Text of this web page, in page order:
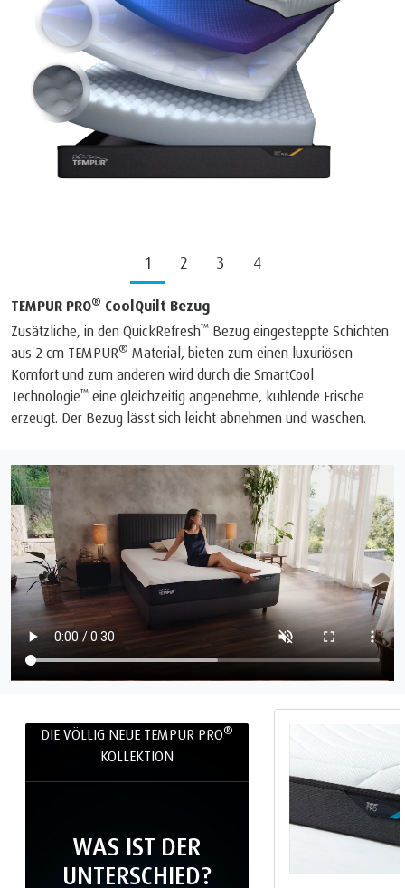
1 2 3 4
TEMPUR PRO® CoolQuilt Bezug
Zusätzliche, in den QuickRefresh™ Bezug eingesteppte Schichten
aus 2 cm TEMPUR® Material, bieten zum einen luxuriösen
Komfort und zum anderen wird durch die SmartCool
Technologie™ eine gleichzeitig angenehme, kühlende Frische
erzeugt. Der Bezug lässt sich leicht abnehmen und waschen.
DIE VÖLLIG NEUE TEMPUR PRO®
KOLLEKTION
WAS IST DER
UNTERSCHIED?